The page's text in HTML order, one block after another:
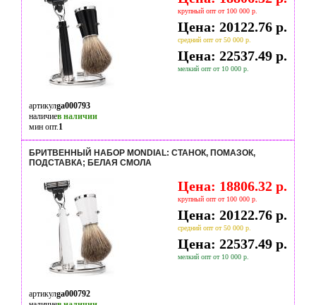
крупный опт от 100 000 р.
Цена: 20122.76 р.
средний опт от 50 000 р.
Цена: 22537.49 р.
мелкий опт от 10 000 р.
артикулga000793
наличиев наличии
мин опт.1
БРИТВЕННЫЙ НАБОР MONDIAL: СТАНОК, ПОМАЗОК,
ПОДСТАВКА; БЕЛАЯ СМОЛА
Цена: 18806.32 р.
крупный опт от 100 000 р.
Цена: 20122.76 р.
средний опт от 50 000 р.
Цена: 22537.49 р.
мелкий опт от 10 000 р.
артикулga000792